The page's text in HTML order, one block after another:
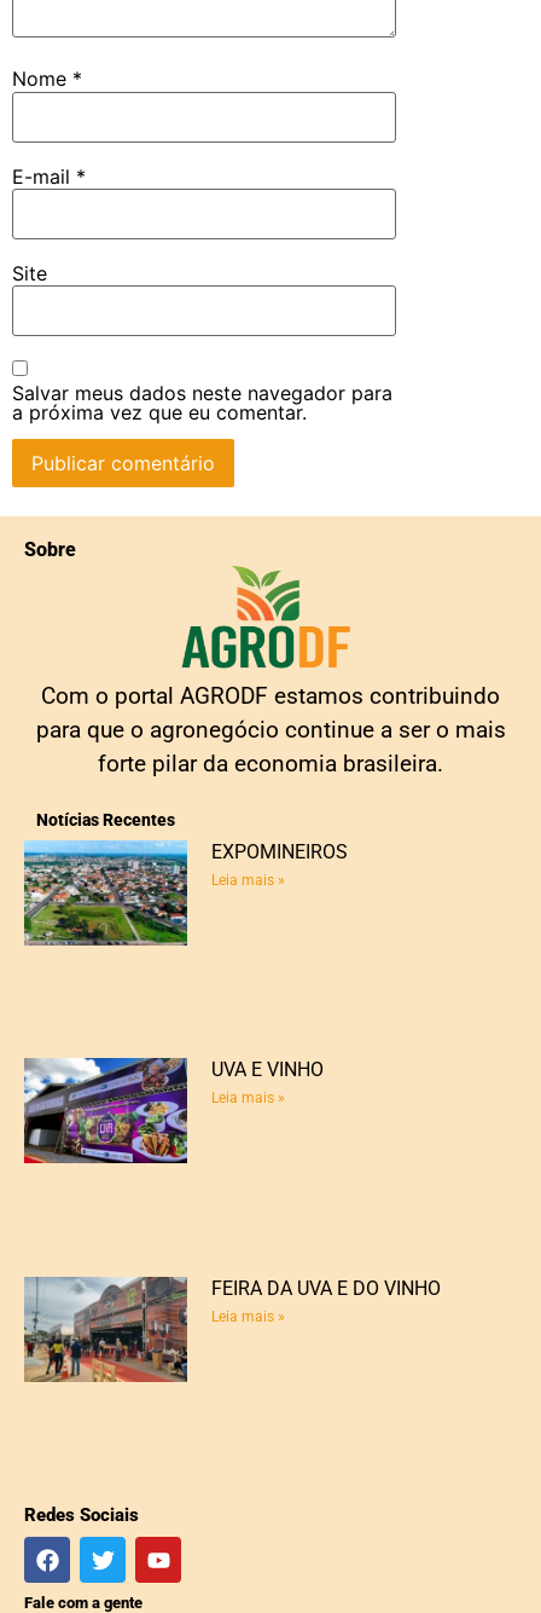
Nome *
E-mail *
Site
Salvar meus dados neste navegador para
a próxima vez que eu comentar.
Sobre
Com o portal AGRODF estamos contribuindo
para que o agronegócio continue a ser o mais
forte pilar da economia brasileira.
Notícias Recentes
EXPOMINEIROS
Leia mais »
UVA E VINHO
Leia mais »
FEIRA DA UVA E DO VINHO
Leia mais »
Redes Sociais
Fale com a gente